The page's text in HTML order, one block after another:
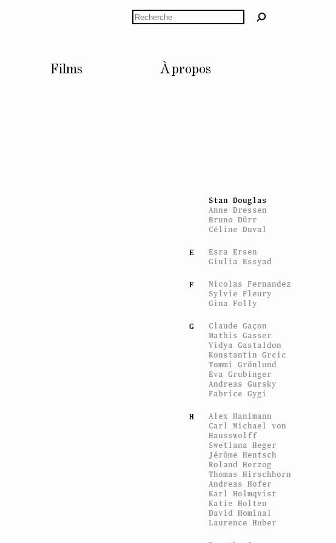
Films À propos
Chaimowicz
Mourad Cheraït
François Curlet
Stan Douglas
Anne Dressen
Bruno Dürr
Céline Duval
E
Esra Ersen
Giulia Essyad
F
Nicolas Fernandez
Sylvie Fleury
Gina Folly
G
Claude Gaçon
Mathis Gasser
Vidya Gastaldon
Konstantin Grcic
Tommi Grönlund
Eva Grubinger
Andreas Gursky
Fabrice Gygi
H
Alex Hanimann
Carl Michael von
Hausswolff
Swetlana Heger
Jérôme Hentsch
Roland Herzog
Thomas Hirschhorn
Andreas Hofer
Karl Holmqvist
Katie Holten
David Hominal
Laurence Huber
Rechercher